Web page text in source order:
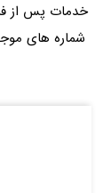
خدمات پس از
شماره‌ های